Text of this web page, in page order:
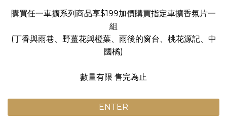
購買任一車擴系列商品享$199加價購買指定車擴香氛片一
組
(丁香與雨巷、野薑花與橙葉、雨後的窗台、桃花源記、中
國橘)
數量有限 售完為止
ENTER